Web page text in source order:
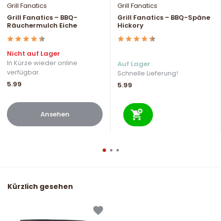
Grill Fanatics
Grill Fanatics – BBQ-
Räuchermulch Eiche
Nicht auf Lager
In Kürze wieder online
verfügbar.
5.99
Ansehen
Grill Fanatics
Grill Fanatics – BBQ-Späne
Hickory
Auf Lager
Schnelle Lieferung!
5.99
Kürzlich gesehen